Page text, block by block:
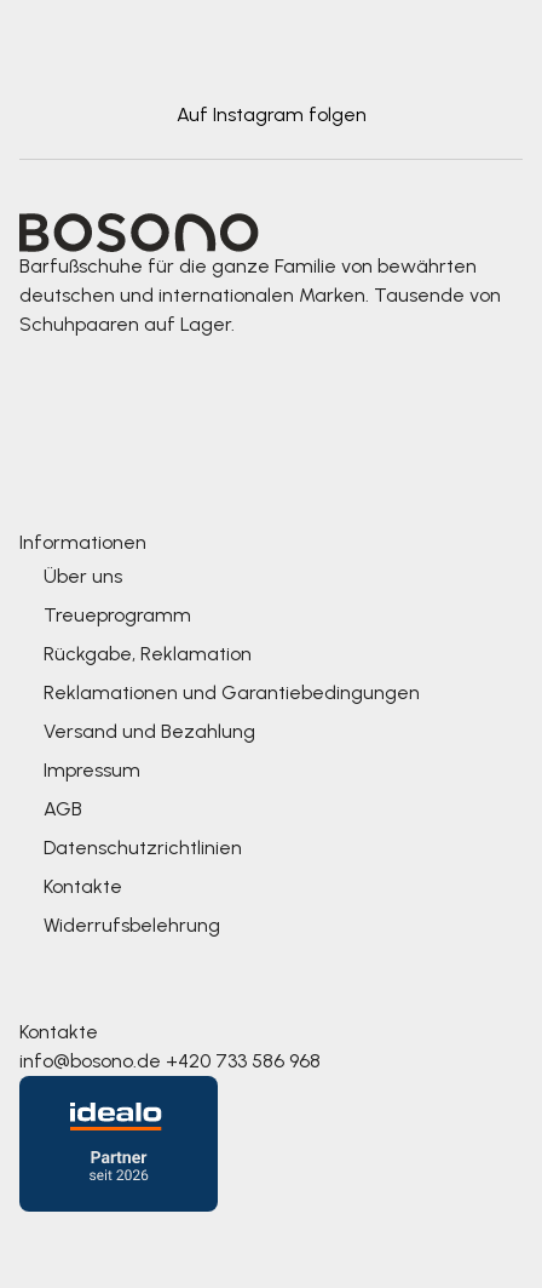
Auf Instagram folgen
Barfußschuhe für die ganze Familie von bewährten
deutschen und internationalen Marken. Tausende von
Schuhpaaren auf Lager.
Informationen
Über uns
Treueprogramm
Rückgabe, Reklamation
Reklamationen und Garantiebedingungen
Versand und Bezahlung
Impressum
AGB
Datenschutzrichtlinien
Kontakte
Widerrufsbelehrung
Kontakte
info@bosono.de +420 733 586 968